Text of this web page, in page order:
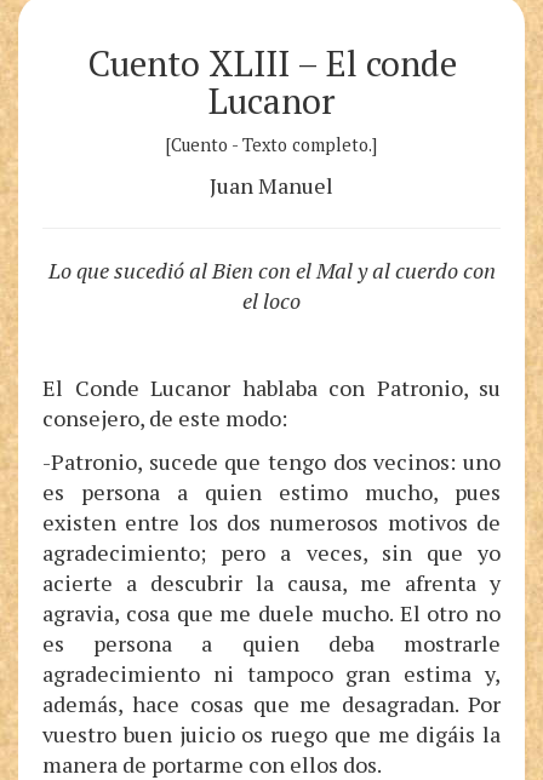
Cuento XLIII – El conde
Lucanor
[Cuento - Texto completo.]
Juan Manuel
Lo que sucedió al Bien con el Mal y al cuerdo con
el loco
El Conde Lucanor hablaba con Patronio, su
consejero, de este modo:
-Patronio, sucede que tengo dos vecinos: uno
es persona a quien estimo mucho, pues
existen entre los dos numerosos motivos de
agradecimiento; pero a veces, sin que yo
acierte a descubrir la causa, me afrenta y
agravia, cosa que me duele mucho. El otro no
es persona a quien deba mostrarle
agradecimiento ni tampoco gran estima y,
además, hace cosas que me desagradan. Por
vuestro buen juicio os ruego que me digáis la
manera de portarme con ellos dos.